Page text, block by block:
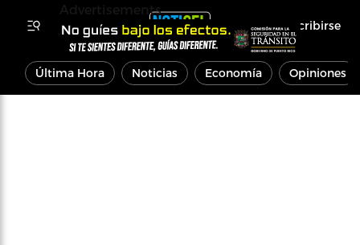
Inscribirse
Última Hora Noticias Economía Opiniones
Advertisements